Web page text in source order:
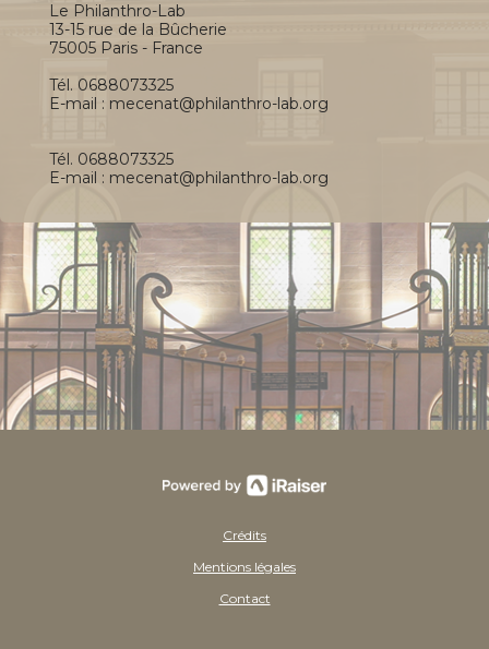
Le Philanthro-Lab
13-15 rue de la Bûcherie
75005 Paris - France
Tél. 0688073325
E-mail : mecenat@philanthro-lab.org
Tél. 0688073325
E-mail : mecenat@philanthro-lab.org
Crédits
Mentions légales
Contact